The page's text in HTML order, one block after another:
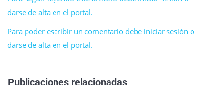
darse de alta en el portal.
Para poder escribir un comentario debe iniciar sesión o
darse de alta en el portal.
Publicaciones relacionadas